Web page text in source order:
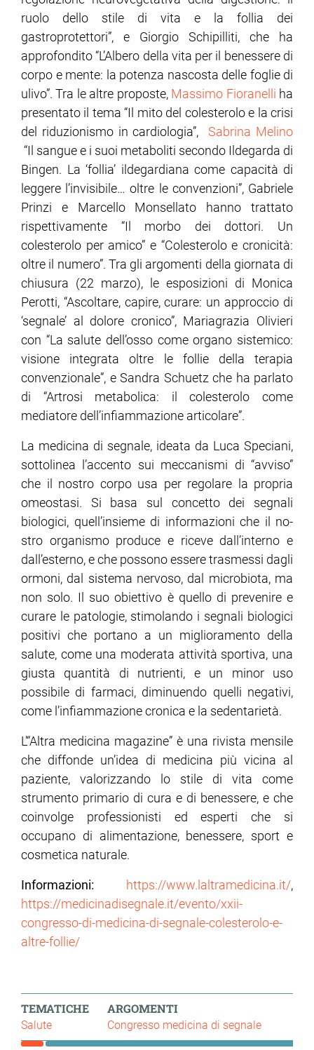
ruolo dello stile di vita e la follia dei
gastroprotettori”, e Giorgio Schipilliti, che ha
approfondito “L’Albero della vita per il benessere di
corpo e mente: la potenza nascosta delle foglie di
ulivo”. Tra le altre proposte, Massimo Fioranelli ha
presentato il tema “Il mito del colesterolo e la crisi
del riduzionismo in cardiologia”,
Sabrina Melino
“Il sangue e i suoi metaboliti secondo Ildegarda di
Bingen. La ‘follia’ ildegardiana come capacità di
leggere l’invisibile… oltre le convenzioni”, Gabriele
Prinzi e Marcello Monsellato hanno trattato
rispettivamente “Il morbo dei dottori. Un
colesterolo per amico” e “Colesterolo e cronicità:
oltre il numero”. Tra gli argomenti della giornata di
chiusura (22 marzo), le esposizioni di Monica
Perotti, “Ascoltare, capire, curare: un approccio di
‘segnale’ al dolore cronico”, Mariagrazia Olivieri
con “La salute dell’osso come organo sistemico:
visione integrata oltre le follie della terapia
convenzionale”, e Sandra Schuetz che ha parlato
di “Artrosi metabolica: il colesterolo come
mediatore dell’infiammazione articolare”.
La medicina di segnale, ideata da Luca Speciani,
sottolinea l’accento sui meccanism­i di “avviso”
che il nostro corpo usa per regolare la propria
omeostasi. Si basa sul concetto dei segnali
biologici, quell’insieme di informazioni che il no­
stro organismo produce e riceve dall’interno e
dall’esterno, e che possono essere trasmessi dagli
ormoni, dal sistema nervoso, dal microbiota, ma
non solo. Il suo obiettivo è quello di prevenire e
curare le patologie, stimolando i segnali biologici
positivi che portano a un miglioramento della
salute, come una moderata attività sportiva, una
giusta quantità di nutrienti, e un minor uso
possibile di far­maci, diminuendo quelli negativi,
come l’infiammazione cronica e la sedentarietà.
L'“Altra medicina magazine” è una rivista mensile
che diffonde un’idea di medicina più vicina al
paziente, valorizzando lo stile di vita come
strumento primario di cura e di benessere, e che
coinvolge professionisti ed esperti che si
occupano di alimentazione, benessere, sport e
cosmetica naturale.
Informazioni: https://www.laltramedicina.it/,
https://medicinadisegnale.it/evento/xxii-
congresso-di-medicina-di-segnale-colesterolo-e-
altre-follie/
TEMATICHE
Salute
ARGOMENTI
Congresso medicina di segnale